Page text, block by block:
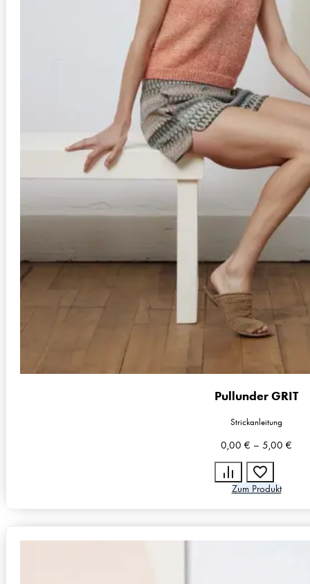
Anleitung in Größen
L/XL, S/M
Stil
Schal
Schwierigkeit
mittel
Pullunder GRIT
Strickanleitung
0,00 € – 5,00 €
Zum Produkt